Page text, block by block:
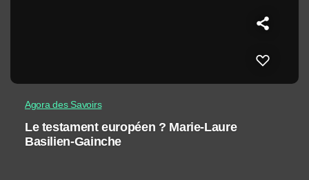
Agora des Savoirs
Le testament européen ? Marie-Laure
Basilien-Gainche